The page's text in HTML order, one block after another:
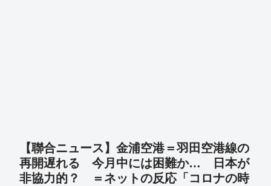
【聯合ニュース】金浦空港＝羽田空港線の
再開遅れる 今月中には困難か… 日本が
非協力的？ ＝ネットの反応「コロナの時